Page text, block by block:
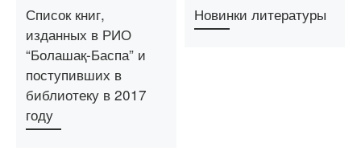
Список книг,
изданных в РИО
“Болашақ-Баспа” и
поступивших в
библиотеку в 2017
году
Новинки литературы